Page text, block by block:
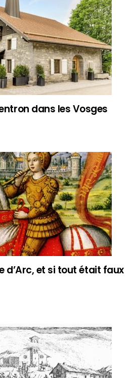
dans les Vosges
d’Arc, et si tout était faux